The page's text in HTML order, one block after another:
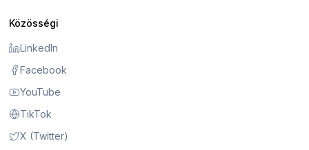
Közösségi
LinkedIn
Facebook
YouTube
TikTok
X (Twitter)